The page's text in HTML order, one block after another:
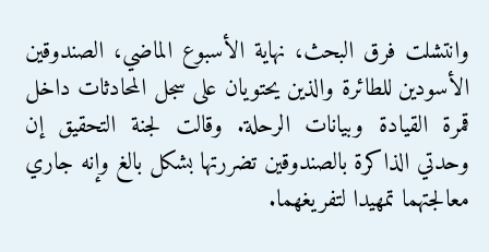
وانتشلت فرق البحث، نهاية الأسبوع الماضي، الصندوقين
الأسودين للطائرة والذين يحتويان على سجل المحادثات داخل
قمرة القيادة وبيانات الرحلة. وقالت لجنة التحقيق إن
وحدتي الذاكرة بالصندوقين تضررتها بشكل بالغ وإنه جاري
معالجتهما تمهيدا لتفريغهما.